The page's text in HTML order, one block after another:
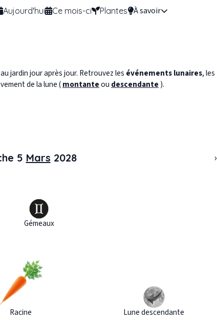
Aujourd'hui Ce mois-ci Plantes À savoir
jardin jour après jour. Retrouvez les événements lunaires, les
de la lune (montanteou descendante ).
5 Mars 2028 ›
Gémeaux
Racine
Lune descendante